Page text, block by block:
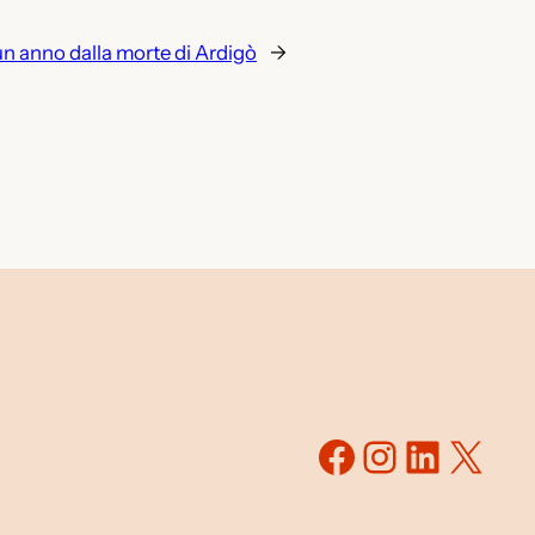
anno dalla morte di Ardigò →
Facebook
X